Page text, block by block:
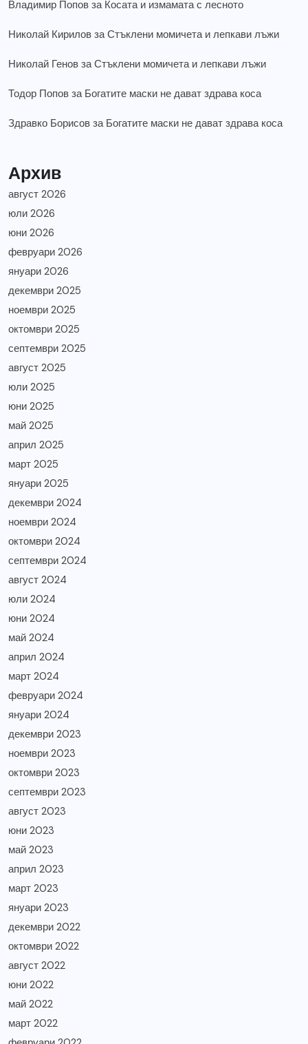
Владимир Попов за Косата и измамата с лесното
Николай Кирилов заСтъклени момичета и лепкави лъжи
Николай Генов заСтъклени момичета и лепкави лъжи
Тодор Попов за Богатите маски не дават здрава коса
Здравко Борисов за Богатите маски не дават здрава коса
Архив
август 2026
юли 2026
юни 2026
февруари 2026
януари 2026
декември 2025
ноември 2025
октомври 2025
септември 2025
август 2025
юли 2025
юни 2025
май 2025
април 2025
март 2025
януари 2025
декември 2024
ноември 2024
октомври 2024
септември 2024
август 2024
юли 2024
юни 2024
май 2024
април 2024
март 2024
февруари 2024
януари 2024
декември 2023
ноември 2023
октомври 2023
септември 2023
август 2023
юни 2023
май 2023
април 2023
март 2023
януари 2023
декември 2022
октомври 2022
август 2022
юни 2022
май 2022
март 2022